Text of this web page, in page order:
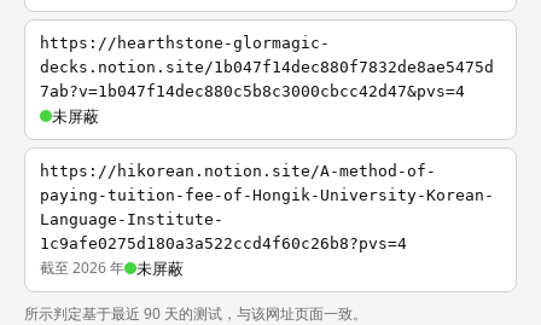
https://hearthstone-glormagic-
decks.notion.site/1b047f14dec880f7832de8ae5475d
7ab?v=1b047f14dec880c5b8c3000cbcc42d47&pvs=4
未屏蔽
https://hikorean.notion.site/A-method-of-
paying-tuition-fee-of-Hongik-University-Korean-
Language-Institute-
1c9afe0275d180a3a522ccd4f60c26b8?pvs=4
截至 2026 年 未屏蔽
所示判定基于最近 90 天的测试，与该网址页面一致。